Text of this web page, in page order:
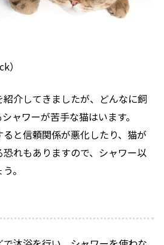
）
介してきましたが、どんなに飼
ャワーが苦手な猫はいます。
と信頼関係が悪化したり、猫が
れもありますので、シャワー以
。